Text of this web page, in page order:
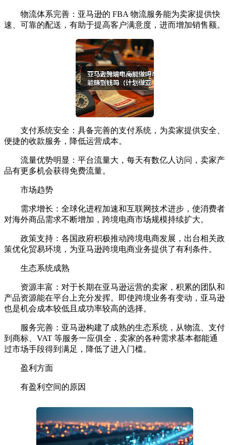
物流体系完善：亚马逊的 FBA 物流服务能为卖家提供快
速、可靠的配送，有助于提高客户满意度，进而增加销售额。
支付系统安全：具备完善的支付系统，为卖家提供安全、
便捷的收款服务，降低运营成本。
流量优势明显：平台流量大，每天有数亿人访问，卖家产
品有更多机会获得免费流量。
市场趋势
需求增长：全球化进程加速和互联网技术进步，使消费者
对海外商品需求不断增加，跨境电商市场规模持续扩大。
政策支持：各国政府积极推动跨境电商发展，出台相关政
策优化贸易环境，为亚马逊跨境电商业务提供了有利条件。
生态系统成熟
资源丰富：对于长期在亚马逊运营的卖家，积累的团队和
产品资源能在平台上充分发挥。即使跨境业务有变动，亚马逊
也是机会成本较低且成功率较高的选择。
服务完善：亚马逊构建了成熟的生态系统，从物流、支付
到商标、VAT 等服务一应俱全，卖家的各种需求基本都能通
过市场手段得到满足，降低了进入门槛。
盈利方面
有盈利空间的原因